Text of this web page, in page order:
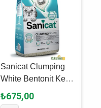
Sanicat Clumping
White Bentonit Kedi
Kumu 10 L
₺675,00